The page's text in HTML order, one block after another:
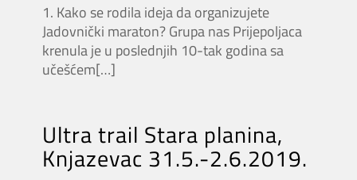
1. Kako se rodila ideja da organizujete
Jadovnički maraton? Grupa nas Prijepoljaca
krenula je u poslednjih 10-tak godina sa
učešćem[…]
Ultra trail Stara planina,
Knjazevac 31.5.-2.6.2019.